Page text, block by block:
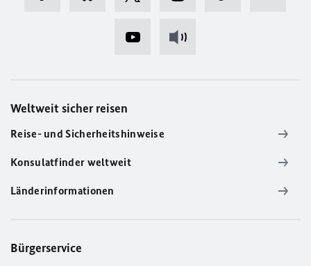
Weltweit sicher reisen
Reise- und Sicherheitshinweise
Konsulatfinder weltweit
Länderinformationen
Bürgerservice